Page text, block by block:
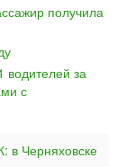
получила
водителей за
с
в Черняховске